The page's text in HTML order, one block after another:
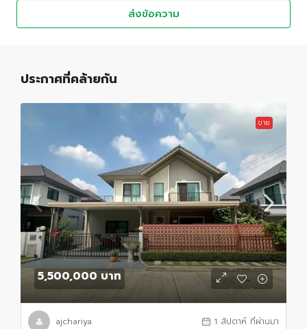
ส่งข้อความ
ประกาศที่คล้ายกัน
ขาย
5,500,000 บาท
ajchariya 1 สัปดาห์ ที่ผ่านมา